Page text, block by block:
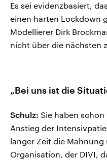
Es sei evidenzbasiert,
einen harten Lockdown
Modellierer Dirk
nicht über die nächsten
„Bei uns ist die
Schulz: Sie haben
Anstieg der
langer Zeit die
Organisation, der DIVI,